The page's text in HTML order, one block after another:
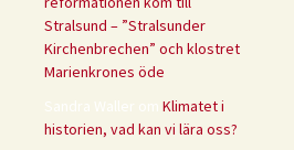
Stralsund – ”Stralsunder
Kirchenbrechen” och klostret
Marienkrones öde
Sandra Waller om Klimatet i
historien, vad kan vi lära oss?